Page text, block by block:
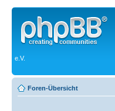
e.V.
Foren-Übersicht